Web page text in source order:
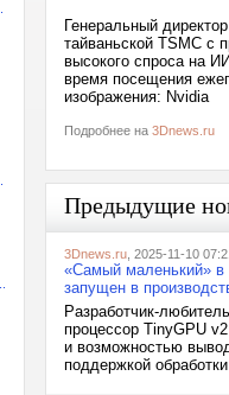
Генеральный
тайваньской TSMC с
высокого спроса на
время посещения
изображения: Nvidia
Подробнее на 3Dnews.ru
Предыдущие
3Dnews.ru , 2025-11-10
«Самый маленький» в
запущен в
Разработчик-
процессор TinyGPU
и возможностью
поддержкой